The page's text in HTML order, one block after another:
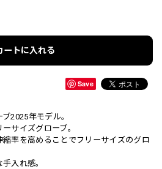
ートに入れる
Save
2025年モデル。
サイズグローブ。
率を高めることでフリーサイズのグロ
入れ感。